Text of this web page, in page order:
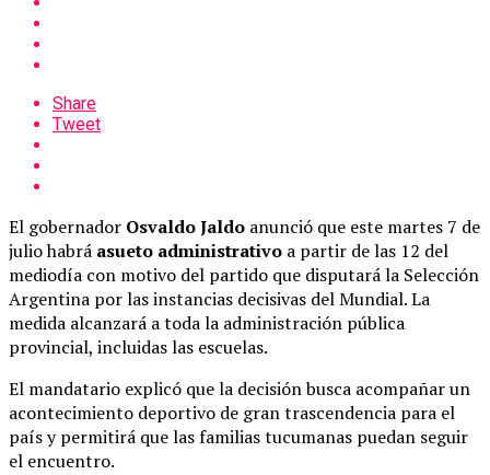
Share
Tweet
El gobernador Osvaldo Jaldo anunció que este martes 7 de
julio habrá asueto administrativo a partir de las 12 del
mediodía con motivo del partido que disputará la Selección
Argentina por las instancias decisivas del Mundial. La
medida alcanzará a toda la administración pública
provincial, incluidas las escuelas.
El mandatario explicó que la decisión busca acompañar un
acontecimiento deportivo de gran trascendencia para el
país y permitirá que las familias tucumanas puedan seguir
el encuentro.